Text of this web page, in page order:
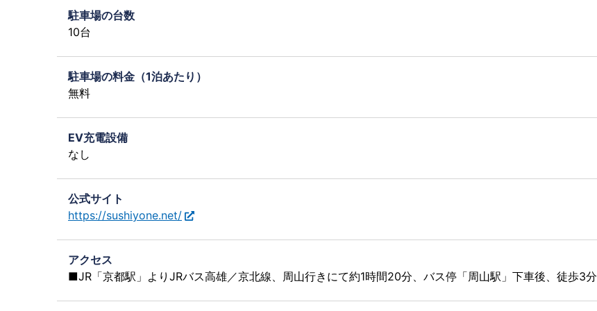
駐車場の台数
10台
駐車場の料金（1泊あたり）
無料
EV充電設備
なし
公式サイト
https://sushiyone.net/
アクセス
■JR「京都駅」よりJRバス高雄／京北線、周山行きにて約1時間20分、バス停「周山駅」下車後、徒歩3分